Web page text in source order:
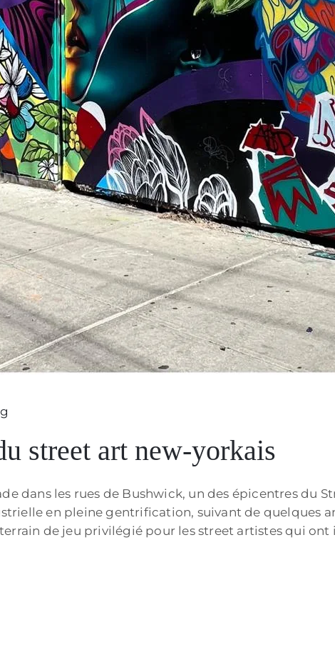
street art new-yorkais
dans les rues de Bushwick, un des épicentres du
en pleine gentrification, suivant de quelques
de jeu privilégié pour les street artistes qui ont